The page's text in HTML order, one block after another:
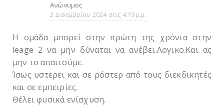
Ανώνυμος
2 Δεκεμβρίου 2024 στις 4:19 μ.μ.
Η ομάδα μπορεί στην πρώτη της χρόνια στην
leage 2 να μην δύναται να ανέβει.Λογικο.Και ας
μην το απαιτούμε.
Ίσως υστερει και σε ρόστερ από τους διεκδικητές
και σε εμπειρίες.
Θέλει φυσικά ενίσχυση.